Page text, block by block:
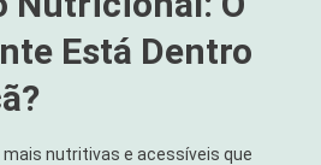
Está Dentro
nutritivas e acessíveis que